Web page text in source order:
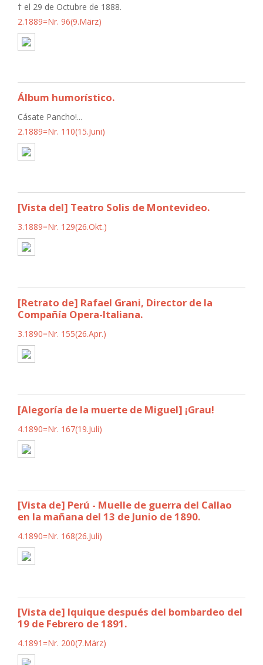
† el 29 de Octubre de 1888.
2.1889=Nr. 96(9.März)
Álbum humorístico.
Cásate Pancho!...
2.1889=Nr. 110(15.Juni)
[Vista del] Teatro Solis de Montevideo.
3.1889=Nr. 129(26.Okt.)
[Retrato de] Rafael Grani, Director de la
Compañía Opera-Italiana.
3.1890=Nr. 155(26.Apr.)
[Alegoría de la muerte de Miguel] ¡Grau!
4.1890=Nr. 167(19.Juli)
[Vista de] Perú - Muelle de guerra del Callao
en la mañana del 13 de Junio de 1890.
4.1890=Nr. 168(26.Juli)
[Vista de] Iquique después del bombardeo del
19 de Febrero de 1891.
4.1891=Nr. 200(7.März)